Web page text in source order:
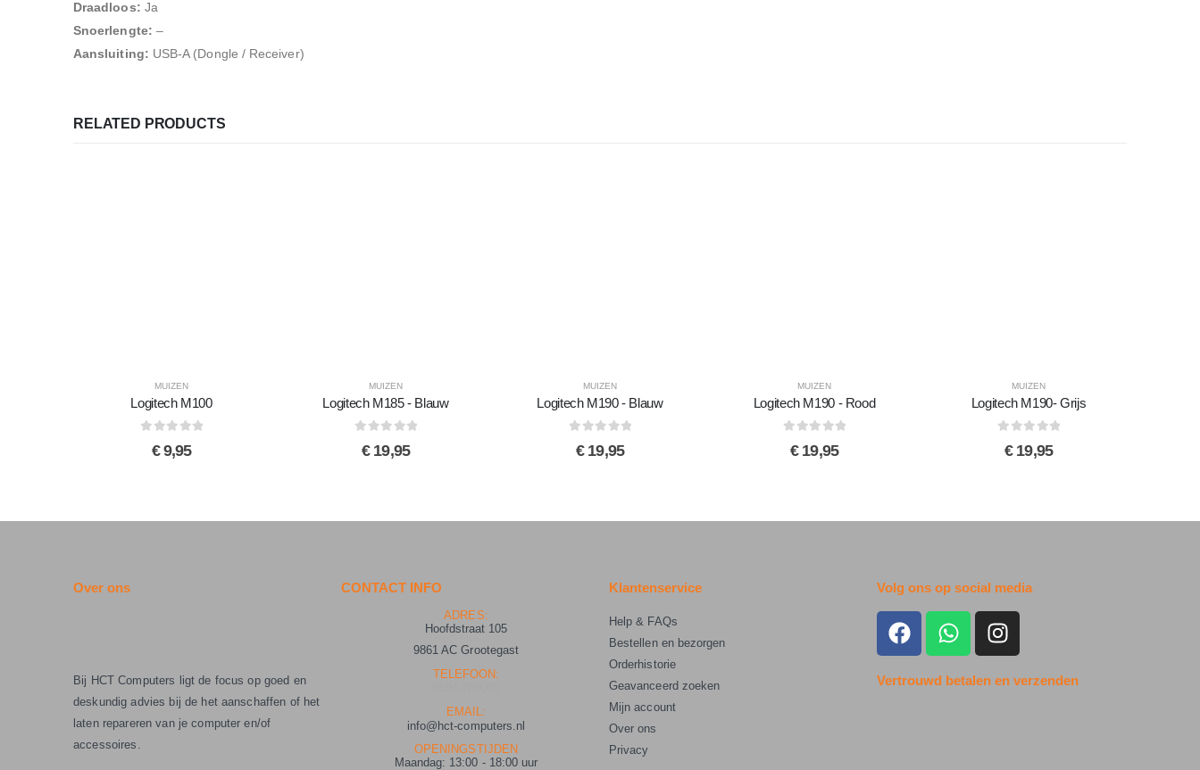
Draadloos: Ja
Snoerlengte: –
Aansluiting: USB-A (Dongle / Receiver)
RELATED PRODUCTS
MUIZEN
Logitech M100
€9,95
MUIZEN
Logitech M185 - Blauw
€19,95
MUIZEN
Logitech M190 - Blauw
€19,95
MUIZEN
Logitech M190 - Rood
€19,95
MUIZEN
Logitech M190- Grijs
€19,95
Over ons
Bij HCT Computers ligt de focus op goed en
deskundig advies bij de het aanschaffen of het
laten repareren van je computer en/of
accessoires.
CONTACT INFO
ADRES:
Hoofdstraat 105
9861 AC Grootegast
TELEFOON:
EMAIL:
info@hct-computers.nl
OPENINGSTIJDEN
Maandag: 13:00 - 18:00 uur
Klantenservice
Help & FAQs
Bestellen en bezorgen
Orderhistorie
Geavanceerd zoeken
Mijn account
Over ons
Privacy
Volg ons op social media
Vertrouwd betalen en verzenden